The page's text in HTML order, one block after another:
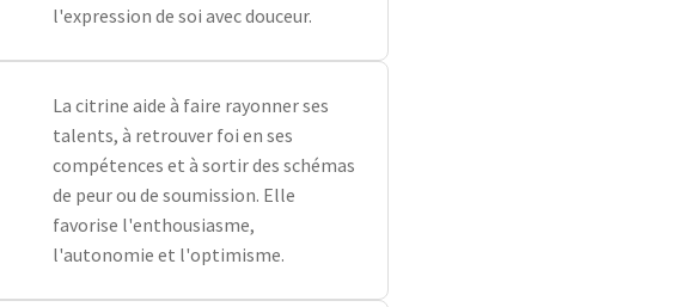
l'expression de soi avec douceur.
La citrine aide à faire rayonner ses
talents, à retrouver foi en ses
compétences et à sortir des schémas
de peur ou de soumission. Elle
favorise l'enthousiasme,
l'autonomie et l'optimisme.